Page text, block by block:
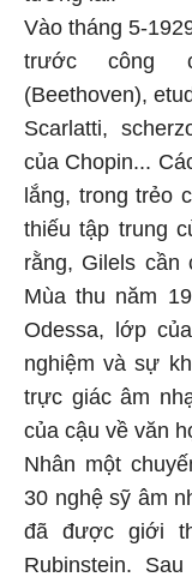
Vào tháng 5-
trước công
(Beethoven),
Scarlatti,
của Chopin...
lắng, trong trẻo
thiếu tập trung
rằng, Gilels
Mùa thu năm
Odessa, lớp
nghiệm và sự
trực giác âm
của cậu về văn
Nhân một
30 nghệ sỹ âm
đã được giới
Rubinstein.